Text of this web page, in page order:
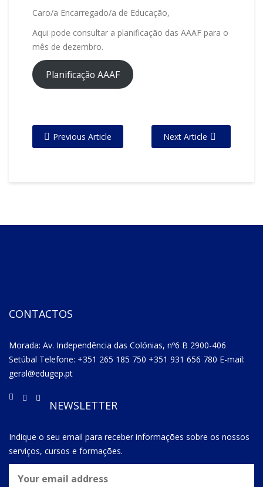
Caro/a Encarregado/a de Educação,
Aqui pode consultar a planificação das AAAF para o
mês de dezembro.
Planificação AAAF
Previous Article Next Article
CONTACTOS
Morada: Av. Independência das Colónias, nº6 B 2900-406
Setúbal Telefone: +351 265 185 750 +351 931 656 780 E-mail:
geral@edugep.pt
NEWSLETTER
Indique o seu email para receber informações sobre os nossos
serviços, cursos e formações.